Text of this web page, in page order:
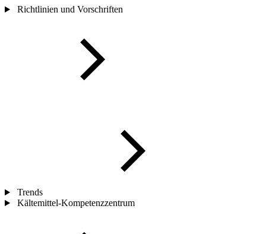
Richtlinien und Vorschriften
Trends
Kältemittel-Kompetenzzentrum